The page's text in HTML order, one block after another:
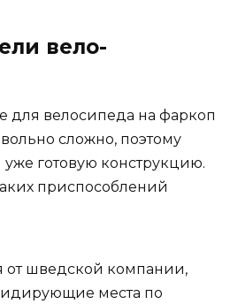
вело-
для велосипеда на фаркоп
сложно, поэтому
готовую конструкцию.
приспособлений
от шведской компании,
места по